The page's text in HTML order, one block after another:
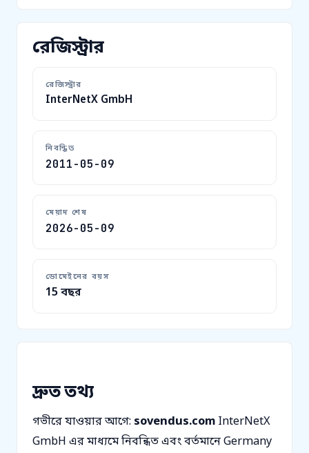
রেজিস্ট্রার
রেজিস্ট্রার
InterNetX GmbH
নিবন্ধিত
2011-05-09
মেয়াদ শেষ
2026-05-09
ডোমেইনের বয়স
15 বছর
দ্রুত তথ্য
গভীরে যাওয়ার আগে: sovendus.com InterNetX
GmbH এর মাধ্যমে নিবন্ধিত এবং বর্তমানে Germany